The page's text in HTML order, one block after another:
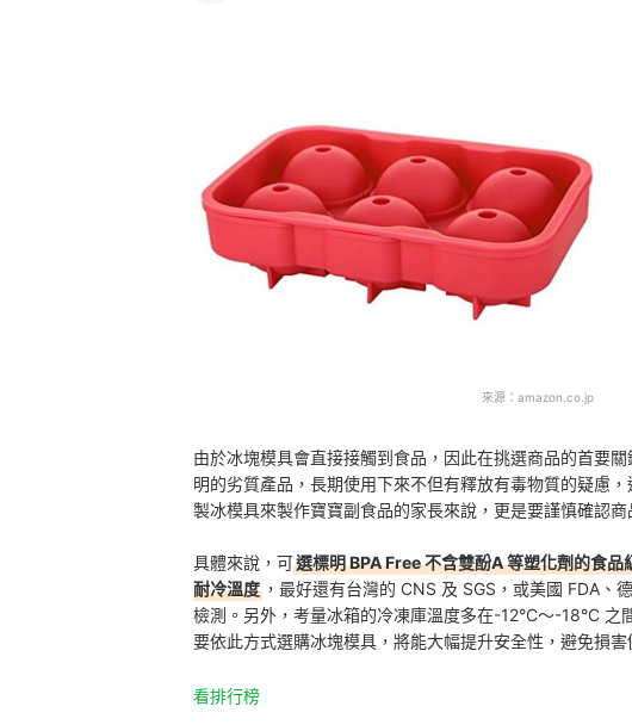
來源： amazon.co.jp
由於冰塊模具會直接接觸到食品，因此在挑選商品的首要
明的劣質產品，長期使用下來不但有釋放有毒物質的疑慮
製冰模具來製作寶寶副食品的家長來說，更是要謹慎確認商
具體來說，可選標明 BPA Free 不含雙酚A 等塑化劑的食
耐冷溫度 ，最好還有台灣的 CNS 及 SGS，或美國 FDA、
檢測。另外，考量冰箱的冷凍庫溫度多在-12°C～-18°C
要依此方式選購冰塊模具，將能大幅提升安全性，避免損害
看排行榜